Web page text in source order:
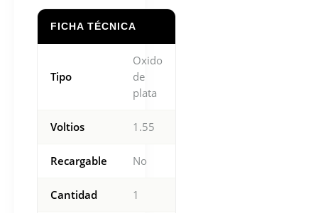
FICHA TÉCNICA
Tipo
Oxido
de
plata
Voltios 1.55
Recargable No
Cantidad 1